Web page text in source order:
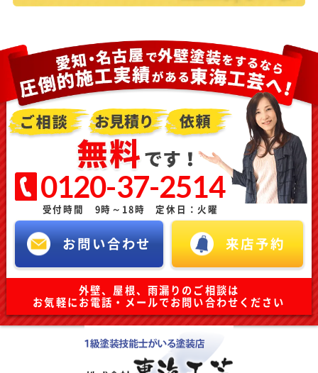
0120-37-2514
受付時間 9時～18時 定休日：火曜
お問い合わせ 来店予約
外壁、屋根、雨漏りのご相談は
お気軽にお電話・メールでお問い合わせください